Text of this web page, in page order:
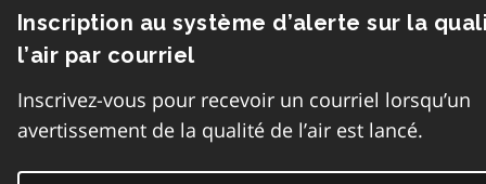
Inscription au système d’alerte sur la
l’air par courriel
Inscrivez-vous pour recevoir un courriel lorsqu’un
avertissement de la qualité de l’air est lancé.